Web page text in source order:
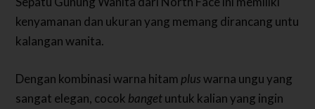
kenyamanan dan ukuran yang memang dirancang untu
kalangan wanita.
Dengan kombinasi warna hitam pluswarna ungu yang
sangat elegan, cocok bangetuntuk kalian yang ingin